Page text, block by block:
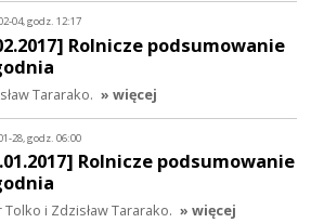
04, godz. 12:17
Rolnicze podsumowanie
Tararako. » więcej
28, godz. 06:00
Rolnicze podsumowanie
i Zdzisław Tararako. » więcej